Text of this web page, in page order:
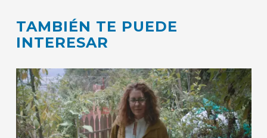
TAMBIÉN TE PUEDE
INTERESAR